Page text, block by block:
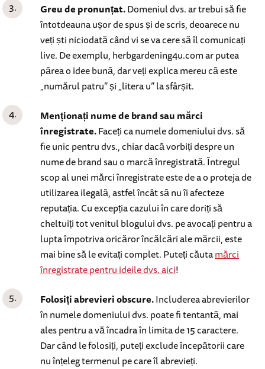
Greu de pronunțat.Domeniul dvs. ar trebui să fie
întotdeauna ușor de spus și de scris, deoarece nu
veți ști niciodată când vi se va cere să îl comunicați
live. De exemplu, herbgardening4u.com ar putea
părea o idee bună, dar veți explica mereu că este
„numărul patru” și „litera u” la sfârșit.
Menționați nume de brand sau mărci
înregistrate.Faceți ca numele domeniului dvs. să
fie unic pentru dvs., chiar dacă vorbiți despre un
nume de brand sau o marcă înregistrată. Întregul
scop al unei mărci înregistrate este de a o proteja de
utilizarea ilegală, astfel încât să nu îi afecteze
reputația. Cu excepția cazului în care doriți să
cheltuiți tot venitul blogului dvs. pe avocați pentru a
lupta împotriva oricăror încălcări ale mărcii, este
mai bine să le evitați complet. Puteți căutamărci
înregistrate pentru ideile dvs. aici!
Folosiți abrevieri obscure.Includerea abrevierilor
în numele domeniului dvs. poate fi tentantă, mai
ales pentru a vă încadra în limita de 15 caractere.
Dar când le folosiți, puteți exclude începătorii care
nu înțeleg termenul pe care îl abrevieți.